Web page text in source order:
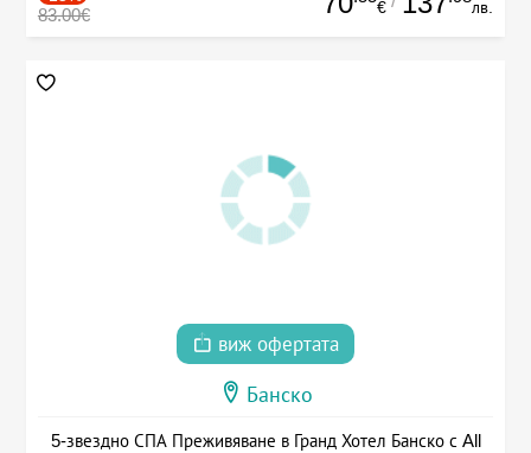
83.00€ € лв.
виж офертата
Банско
5-звездно СПА Преживяване в Гранд Хотел Банско с All